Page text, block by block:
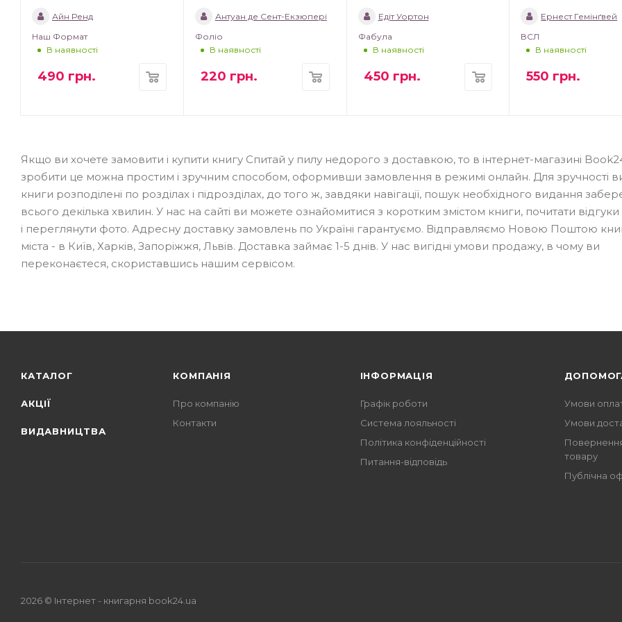
Айн Ренд
Наш Формат
В наявності
490 грн.
Антуан де Сент-Екзюпері
Фоліо
В наявності
220 грн.
Едіт Уортон
Фабула
В наявності
450 грн.
Ернест Гемінґвей
ВСЛ
В наявності
550 грн.
Якщо ви хочете замовити і купити книгу Спитай у пилу недорого з доставкою, то в інтернет-магазині
зробити це можна простим і зручним способом, оформивши замовлення в режимі онлайн. Для зручності
книги розподілені по розділах і підрозділах, до того ж, завдяки навігації, пошук необхідного видання
всього декілька хвилин. У нас на сайті ви можете ознайомитися з коротким змістом книги, почитати відгуки
і переглянути фото. Адресну доставку замовлень по Україні гарантуємо. Відправляємо Новою Поштою
міста - в Київ, Харків, Запоріжжя, Львів. Доставка займає 1-5 днів. У нас вигідні умови продажу, в чому ви
переконаєтеся, скориставшись нашим сервісом.
КАТАЛОГ
АКЦІЇ
ВИДАВНИЦТВА
КОМПАНІЯ
Про компанію
Контакти
ІНФОРМАЦІЯ
Графік роботи
Система лояльності
Політика конфіденційності
Питання-відповідь
Умови
Умови
товару
Публічна
2026 © Iнтернет - книгарня book24.ua